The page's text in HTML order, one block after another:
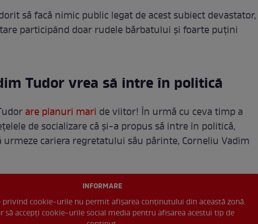
să facă nimic public legat de acest subiect devastator,
participând doar rudele bărbatului și foarte puțini
Tudor vrea să intre în politică
are planuri mari de viitor! În urmă cu ceva timp a
de socializare că și-a propus să intre în politică,
cariera regretatului său părinte, Corneliu Vadim
INFORMARE
privind cookie-urile nu permit afișarea conținutului din această zonă.
să accepți cookie-urile social media pentru afisarea acestui tip de